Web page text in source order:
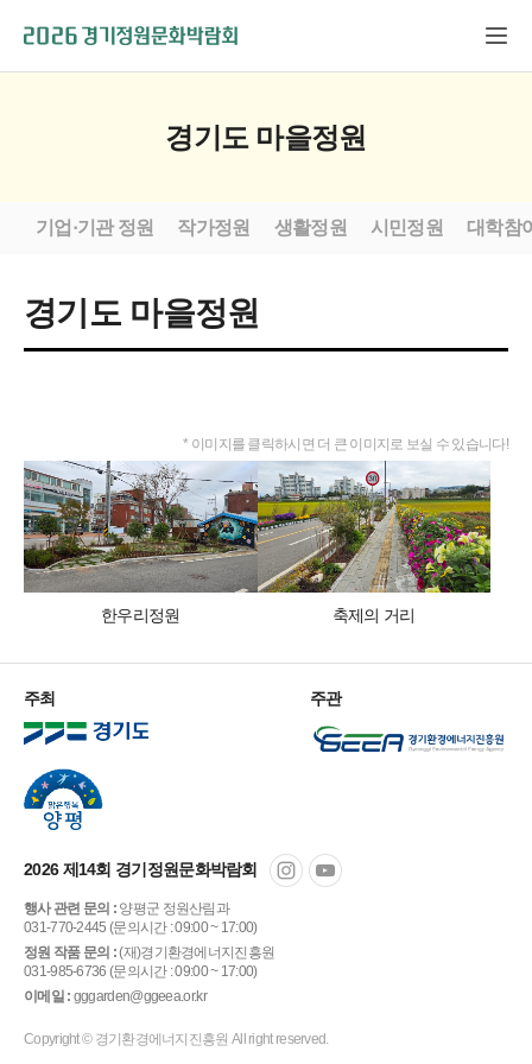
경기도 마을정원
기업·기관 정원 작가정원 생활정원 시민정원 대학참
경기도 마을정원
* 이미지를 클릭하시면 더 큰 이미지로 보실 수 있습니다!
한우리정원 축제의 거리
주최 주관
2026 제14회 경기정원문화박람회
행사 관련 문의 : 양평군 정원산림과
031-770-2445 (문의시간 : 09:00 ~ 17:00)
정원 작품 문의 :(재)경기환경에너지진흥원
031-985-6736 (문의시간 : 09:00 ~ 17:00)
이메일 : gggarden@ggeea.or.kr
Copyright © 경기환경에너지진흥원 All right reserved.